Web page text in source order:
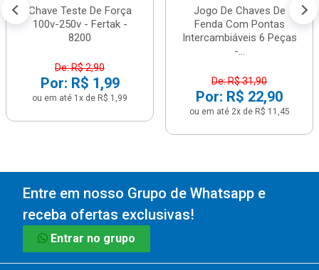
Chave Teste De Força
100v-250v - Fertak -
8200
De: R$ 2,90
Por: R$ 1,99
ou em até 1x de R$ 1,99
Jogo De Chaves De
Fenda Com Pontas
Intercambiáveis 6 Peças
-...
De: R$ 31,90
Por: R$ 22,90
ou em até 2x de R$ 11,45
Entre em nosso Grupo de Whatsapp e
receba ofertas exclusivas!
Entrar no grupo